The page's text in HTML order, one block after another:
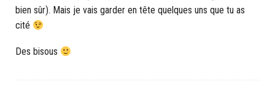
bien sûr). Mais je vais garder en tête quelques uns que tu as
cité
Des bisous